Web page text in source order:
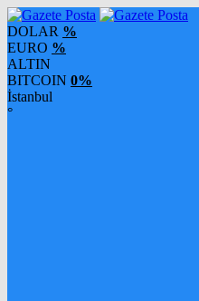
DOLAR %
EURO %
ALTIN
BITCOIN 0%
İstanbul
°